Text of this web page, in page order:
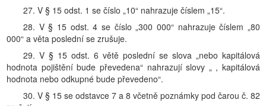
27. V § 15 odst. 1 se číslo „10“ nahrazuje číslem „15“.
28. V § 15 odst. 4 se číslo „300 000“ nahrazuje číslem „80
000“ a věta poslední se zrušuje.
29. V § 15 odst. 6 větě poslední se slova „nebo kapitálová
hodnota pojištění bude převedena“ nahrazují slovy „ , kapitálová
hodnota nebo odkupné bude převedeno“.
30. V § 15 se odstavce 7 a 8 včetně poznámky pod čarou č. 82